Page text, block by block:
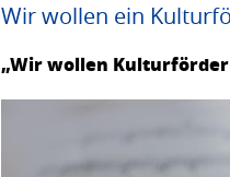
Wir wollen ein
„Wir wollen